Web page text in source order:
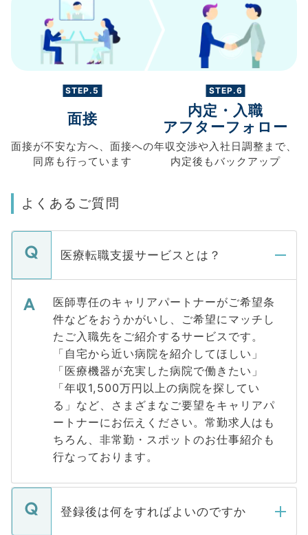
STEP.5
面接
面接が不安な方へ、 面接への
同席も行っています
STEP.6
内定・入職
アフターフォロー
年収交渉や入社日調整まで、
内定後もバックアップ
よくあるご質問
医療転職支援サービスとは？
医師専任のキャリアパートナーがご希望条
件などをおうかがいし、ご希望にマッチし
たご入職先をご紹介するサービスです。
「自宅から近い病院を紹介してほしい」
「医療機器が充実した病院で働きたい」
「年収1,500万円以上の病院を探してい
る」など、さまざまなご要望をキャリアパ
ートナーにお伝えください。常勤求人はも
ちろん、非常勤・スポットのお仕事紹介も
行なっております。
登録後は何をすればよいのですか